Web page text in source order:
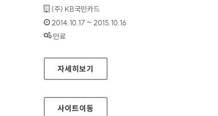
기관명 :
(주) KB국민카드
인증기간 :
2014.10.17 ~ 2015.10.16
상태 :
만료
KB국민카드 가맹점 홈페이지
자세히보기
사이트이동